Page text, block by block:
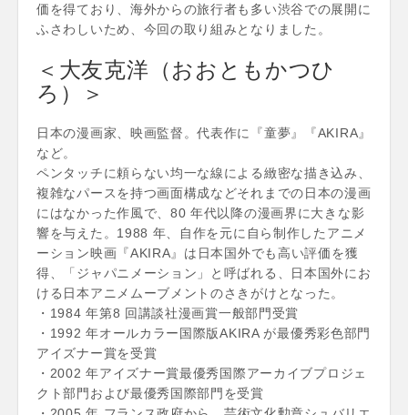
価を得ており、海外からの旅行者も多い渋谷での展開に
ふさわしいため、今回の取り組みとなりました。
＜大友克洋（おおともかつひ
ろ）＞
日本の漫画家、映画監督。代表作に『童夢』『AKIRA』
など。
ペンタッチに頼らない均一な線による緻密な描き込み、
複雑なパースを持つ画面構成などそれまでの日本の漫画
にはなかった作風で、80 年代以降の漫画界に大きな影
響を与えた。1988 年、自作を元に自ら制作したアニメ
ーション映画『AKIRA』は日本国外でも高い評価を獲
得、「ジャパニメーション」と呼ばれる、日本国外にお
ける日本アニメムーブメントのさきがけとなった。
・1984 年第8 回講談社漫画賞一般部門受賞
・1992 年オールカラー国際版AKIRA が最優秀彩色部門
アイズナー賞を受賞
・2002 年アイズナー賞最優秀国際アーカイブプロジェ
クト部門および最優秀国際部門を受賞